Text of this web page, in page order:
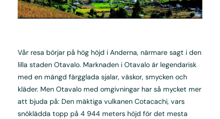
Vår resa börjar på hög höjd i Anderna, närmare sagt i den
lilla staden Otavalo. Marknaden i Otavalo är legendarisk
med en mängd färgglada sjalar, väskor, smycken och
kläder. Men Otavalo med omgivningar har så mycket mer
att bjuda på: Den mäktiga vulkanen Cotacachi, vars
snöklädda topp på 4 944 meters höjd för det mesta